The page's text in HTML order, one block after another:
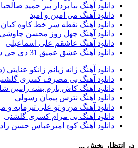
علی زند وکیلی35
علی عباسی33
علی زارعی33
علی ارشدی33
سینا شعبانخانی32
سیامک عباسی32
حمید هیراد
32
شهرام شکوهی32
امین رستمی31
احمد صفایی31
یاسر محمودی31
امو بند31
حجت درولی31
سینا سرلک31
دانلود آهنگ بیا بردار ببر حمید
دانلود آهنگ می امین و امید
دانلود آهنگ نقطه سر خط کاوه کیان
دانلود آهنگ چهل روز محسن چاوشی
دانلود آهنگ عاشقم علی اسماعیلی
دانلود آهنگ عشق عمیق 31 دی جی شاهین
دانلود آهنگ ژانه ژیانم زانکو عنایتی
دانلود آهنگ بی مصرف کسری
دانلود آهنگ کاش بازم بشه رامین
دانلود آهنگ نترس پیمان رسولی
دانلود آهنگ من و تو علی تیرمایه
دانلود آهنگ بی مرام کسری گلشنی
دانلود آهنگ کوه امیرعباس حسن
در انتظار پخش ...